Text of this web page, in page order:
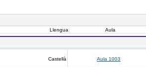
Llengua Aula
Castellà
Aula 1003